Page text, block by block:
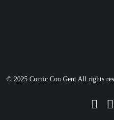
© 2025 Comic Con Gent All rights